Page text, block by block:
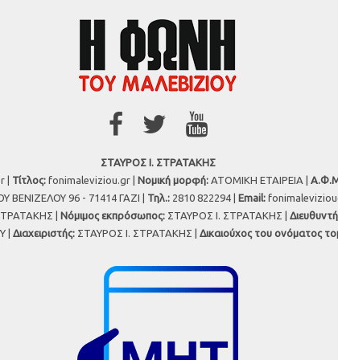
ΣΤΑΥΡΟΣ Ι. ΣΤΡΑΤΑΚΗΣ
| Τίτλος: fonimaleviziou.gr | Νομική μορφή: ΑΤΟΜΙΚΗ ΕΤΑΙΡΕΙΑ |
ΒΕΝΙΖΕΛΟΥ 96 - 71414 ΓΑΖΙ | Τηλ.: 2810 822294 | Εmail:
| Νόμιμος εκπρόσωπος: ΣΤΑΥΡΟΣ Ι. ΣΤΡΑΤΑΚΗΣ |
| Διαχειριστής: ΣΤΑΥΡΟΣ Ι. ΣΤΡΑΤΑΚΗΣ | Δικαιούχος του ονόματος